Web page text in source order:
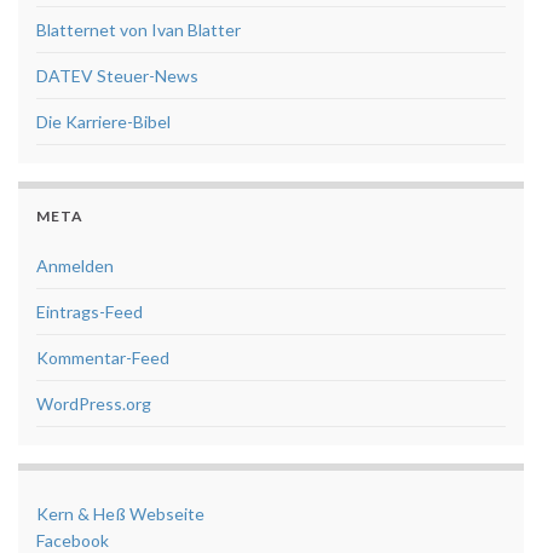
Blatternet von Ivan Blatter
DATEV Steuer-News
Die Karriere-Bibel
META
Anmelden
Eintrags-Feed
Kommentar-Feed
WordPress.org
Kern & Heß Webseite
Facebook